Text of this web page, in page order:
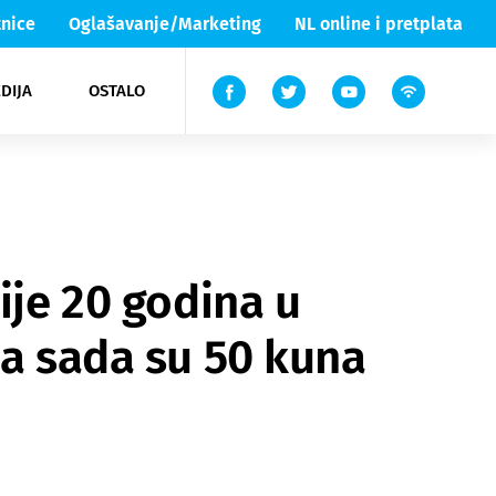
Oglašavanje/Marketing NL online i pretplata
OSTALO
Lika & Senj
TV
20 godina u
sada su 50 kuna